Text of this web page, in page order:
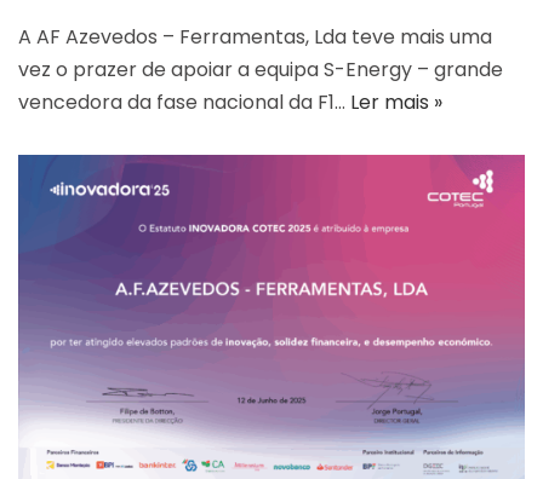
A AF Azevedos – Ferramentas, Lda teve mais uma
vez o prazer de apoiar a equipa S-Energy – grande
vencedora da fase nacional da F1… Ler mais »